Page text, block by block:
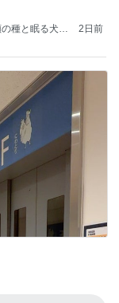
種と眠る犬」
2日前